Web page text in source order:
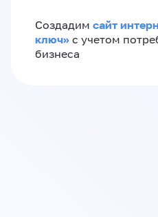
Создадим сайт
ключ» с учетом
бизнеса